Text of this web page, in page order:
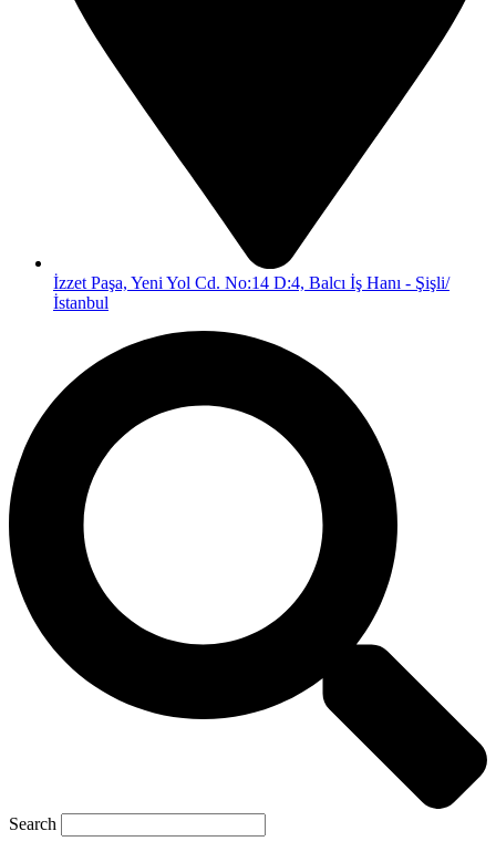
İzzet Paşa, Yeni Yol Cd. No:14 D:4, Balcı İş Hanı - Şişli/
İstanbul
Search